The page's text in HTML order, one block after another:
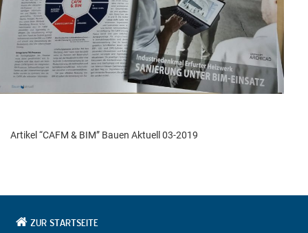
Artikel “CAFM & BIM” Bauen Aktuell 03-2019
ZUR STARTSEITE